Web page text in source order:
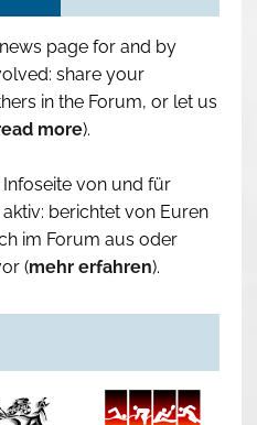
page for and by
share your
in the Forum, or let us
more).
von und für
berichtet von Euren
im Forum aus oder
(mehr erfahren).